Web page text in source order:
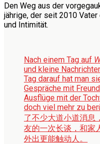
Den Weg aus der
jährige, der seit 2010
und Intimität.
Nach einem Tag auf
und kleine
Tag darauf hat man
Gespräche mit
Ausflüge mit der
doch viel mehr zu
了不少大道小道消息
友的一次长谈，和家
外出更能触动人。